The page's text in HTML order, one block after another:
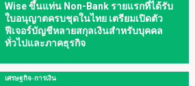
Wise ขึ้นแท่น Non-Bank รายแรกที่ได้รับ
ใบอนุญาตครบชุดในไทย เตรียมเปิดตัว
ฟีเจอร์บัญชีหลายสกุลเงินสำหรับบุคคล
ทั่วไปและภาคธุรกิจ
เศรษฐกิจ-การเงิน